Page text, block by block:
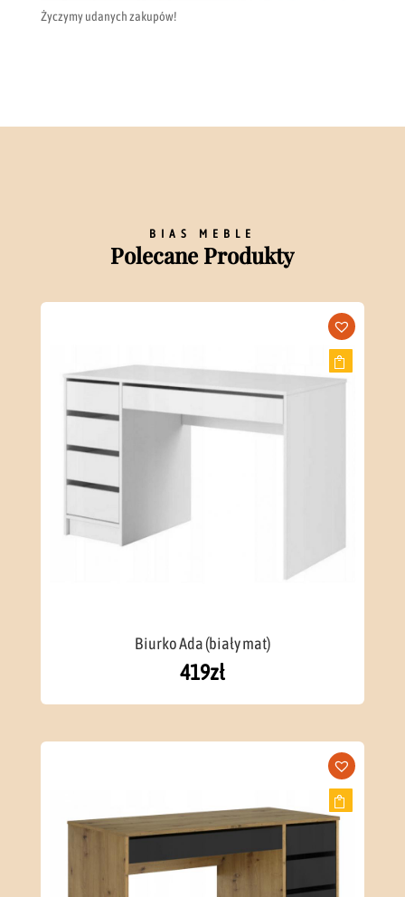
Życzymy udanych zakupów!
BIAS MEBLE
Polecane Produkty
Biurko Ada (biały mat)
419zł